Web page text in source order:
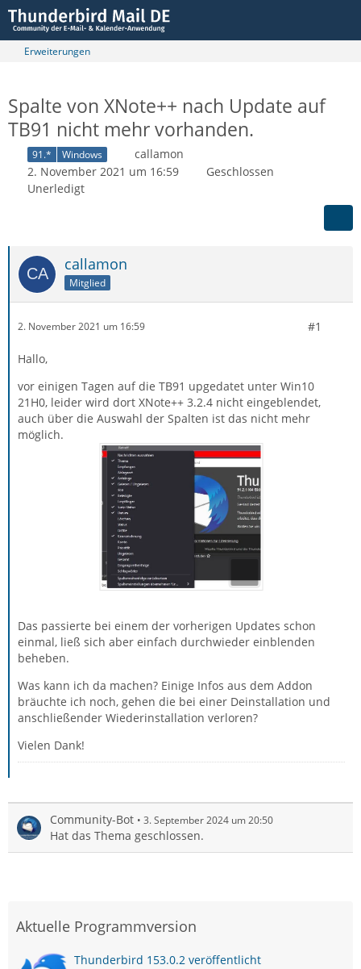
Erweiterungen
Spalte von XNote++ nach Update auf
TB91 nicht mehr vorhanden.
91.* Windows
callamon
2. November 2021 um 16:59
Geschlossen
Unerledigt
callamon
Mitglied
2. November 2021 um 16:59 #1
Hallo,
vor einigen Tagen auf die TB91 upgedatet unter Win10
21H0, leider wird dort XNote++ 3.2.4 nicht eingeblendet,
auch über die Auswahl der Spalten ist das nicht mehr
möglich.
Das passierte bei einem der vorherigen Updates schon
einmal, ließ sich aber einfach durchwieder einblenden
beheben.
Was kann ich da machen? Einige Infos aus dem Addon
bräuchte ich noch, gehen die bei einer Deinstallation und
anschließender Wiederinstallation verloren?
Vielen Dank!
Community-Bot 3. September 2024 um 20:50
Hat das Thema geschlossen.
Aktuelle Programmversion
Thunderbird 153.0.2 veröffentlicht